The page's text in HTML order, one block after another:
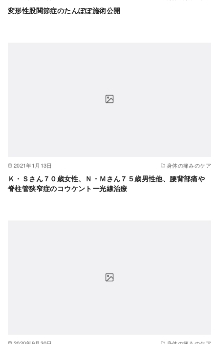
変形性股関節症のたんぽぽ施術公開
2021年1月13日 身体の痛みのケア
Ｋ・Ｓさん７０歳女性、Ｎ・Ｍさん７５歳男性他、腰背部痛や
脊柱管狭窄症のコウケントー光線治療